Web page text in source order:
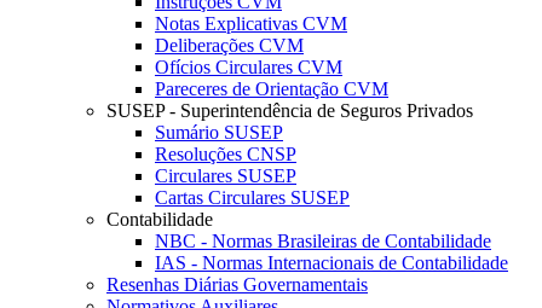
Notas Explicativas CVM
Deliberações CVM
Ofícios Circulares CVM
Pareceres de Orientação CVM
SUSEP - Superintendência de Seguros Privados
Sumário SUSEP
Resoluções CNSP
Circulares SUSEP
Cartas Circulares SUSEP
Contabilidade
NBC - Normas Brasileiras de Contabilidade
IAS - Normas Internacionais de Contabilidade
Resenhas Diárias Governamentais